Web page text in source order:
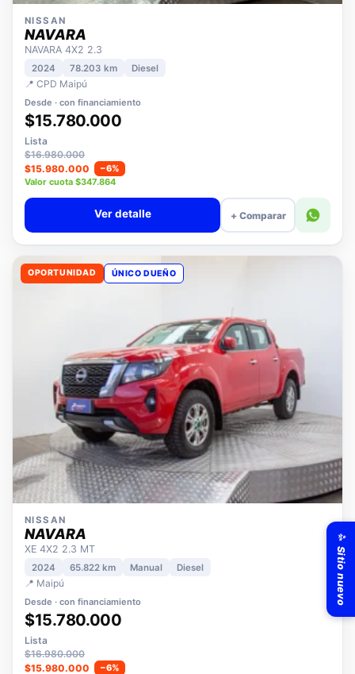
NISSAN
NAVARA
NAVARA 4X2 2.3
2024 78.203 km
📍 CPD Maipú
Desde · con financiamiento
$15.780.000
Lista
$16.980.000
$15.980.000
−6%
Valor cuota $347.864
+ Comparar
OPORTUNIDAD
NISSAN
NAVARA
XE 4X2 2.3 MT
2024
📍 Maipú
Desde · con financiamiento
$15.780.000
Lista
$16.980.000
✨ Sitio nuevo